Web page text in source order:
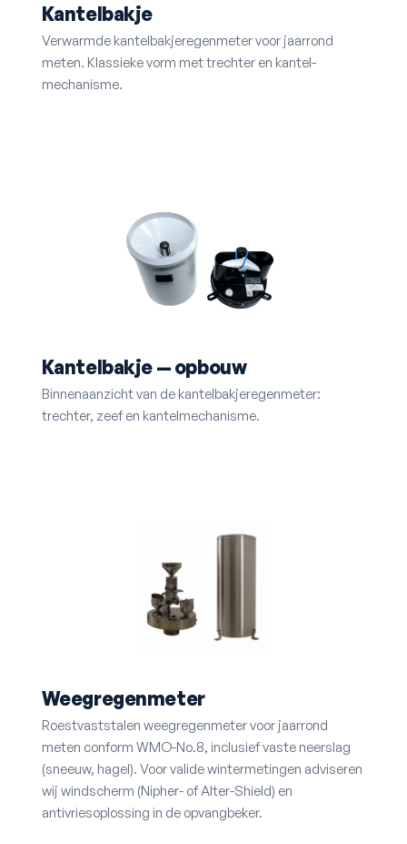
Kantelbakje
Verwarmde kantelbakje­regenmeter voor jaarrond
meten. Klassieke vorm met trechter en kantel­
mechanisme.
Kantelbakje — opbouw
Binnenaanzicht van de kantelbakje­regenmeter:
trechter, zeef en kantel­mechanisme.
Weegregenmeter
Roestvaststalen weeg­regenmeter voor jaarrond
meten conform WMO-No.8, inclusief vaste neerslag
(sneeuw, hagel). Voor valide wintermetingen adviseren
wij windscherm (Nipher- of Alter-Shield) en
antivriesoplossing in de opvangbeker.